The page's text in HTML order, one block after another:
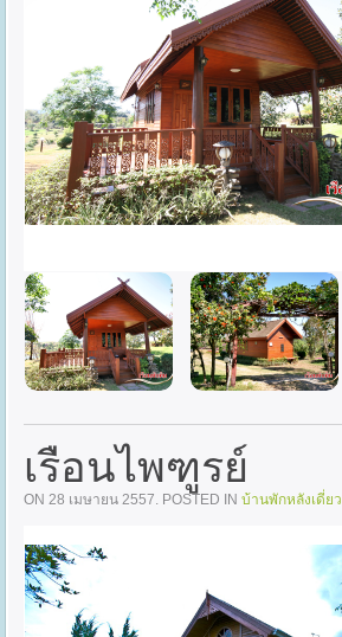
เรือนไพฑูรย์
ON 28 เมษายน 2557. POSTED IN บ้านพักหลังเดี่ยว